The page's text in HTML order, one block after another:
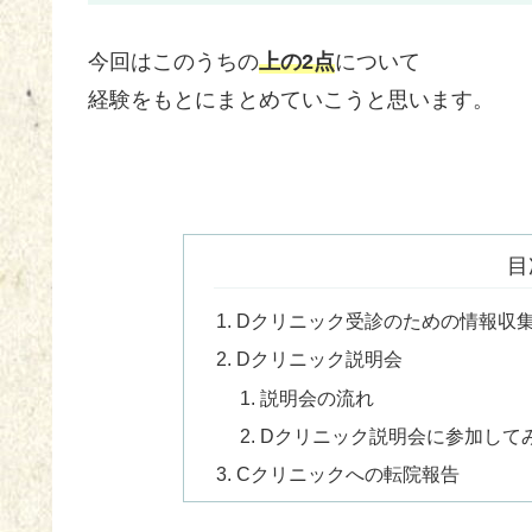
今回はこのうちの上の2点について
経験をもとにまとめていこうと思います。
Dクリニック受診のための情報収
Dクリニック説明会
説明会の流れ
Dクリニック説明会に参加して
Cクリニックへの転院報告